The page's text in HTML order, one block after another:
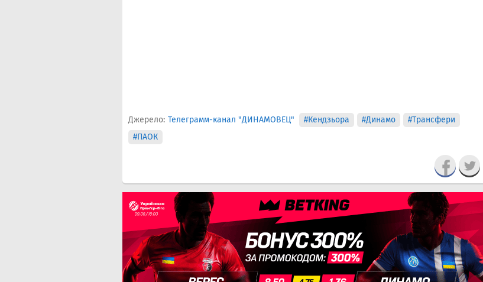
Джерело: Телеграмм-канал "ДИНАМОВЕЦ" #Кендзьора #Динамо
#Трансфери
#ПАОК